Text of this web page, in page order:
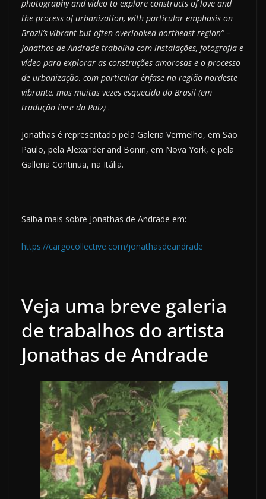
photography and video to explore constructs of love and
the process of urbanization, with particular emphasis on
Brazil’s vibrant but often overlooked northeast region” –
Jonathas de Andrade trabalha com instalações, fotografia e
vídeo para explorar as construções amorosas e o processo
de urbanização, com particular ênfase na região nordeste
vibrante, mas muitas vezes esquecida do Brasil (em
tradução livre da Raiz) .
Jonathas é representado pela Galeria Vermelho, em São
Paulo, pela Alexander and Bonin, em Nova York, e pela
Galleria Continua, na Itália.
Saiba mais sobre Jonathas de Andrade em:
https://cargocollective.com/jonathasdeandrade
Veja uma breve galeria
de trabalhos do artista
Jonathas de Andrade